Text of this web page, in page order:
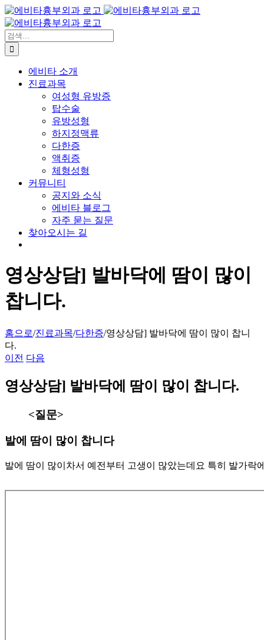
콘
텐
츠
로
건
검
색:
에비타 소개
진료과목
여성형 유방증
탑수술
유방성형
하지정맥류
다한증
액취증
체형성형
커뮤니티
공지와 소식
에비타 블로그
자주 묻는 질문
찾아오시는 길
영상상담] 발바닥에 땀이 많이
찹니다.
홈으로/진료과목/다한증/영상상담] 발바닥에 땀이 많이 찹니
다.
이전 다음
영상상담] 발바닥에 땀이 많이 찹니다.
<질문>
발에 땀이 많이 찹니다
발에 땀이 많이차서 예전부터 고생이 많았는데요 특히 발가